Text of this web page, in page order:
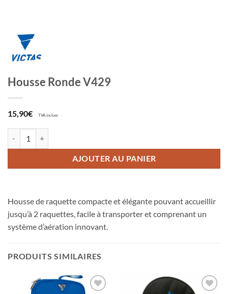
Housse Ronde V429
15,90€ TVA incluse
AJOUTER AU PANIER
Housse de raquette compacte et élégante pouvant accueillir
jusqu’à 2 raquettes, facile à transporter et comprenant un
système d’aération innovant.
PRODUITS SIMILAIRES